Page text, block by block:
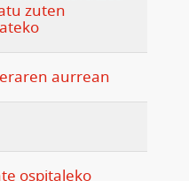
zuten
aurrean
ospitaleko